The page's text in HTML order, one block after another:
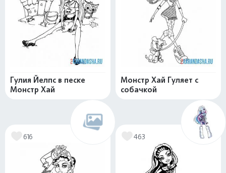
Гулия Йелпс в песке
Монстр Хай
Монстр Хай Гуляет с
собачкой
616 463